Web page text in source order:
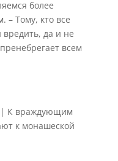
более
– Тому, кто все
вредить, да и не
всем
| К враждующим
к монашеской